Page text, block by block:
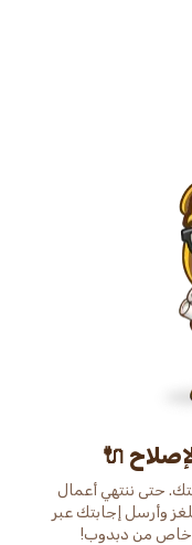
🔌
حتى ننتهي أعمال
وأرسل إجابتك عبر
خاص من دبدوب!